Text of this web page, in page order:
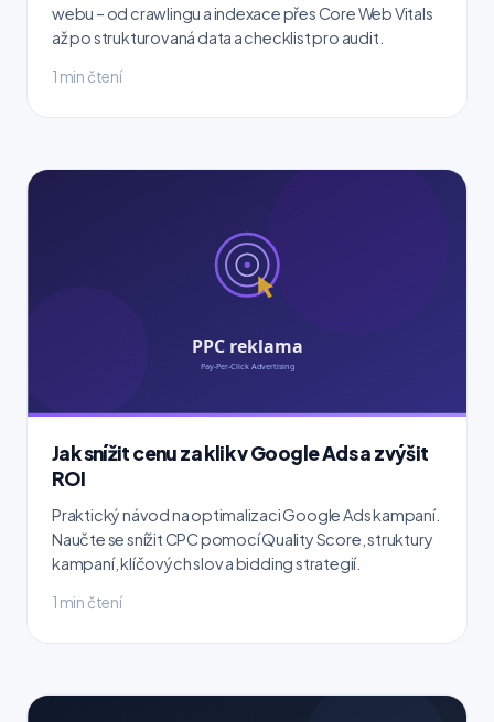
webu – od crawlingu a indexace přes Core Web Vitals
až po strukturovaná data a checklist pro audit.
1 min čtení
Jak snížit cenu za klik v Google Ads a zvýšit
ROI
Praktický návod na optimalizaci Google Ads kampaní.
Naučte se snížit CPC pomocí Quality Score, struktury
kampaní, klíčových slov a bidding strategií.
1 min čtení